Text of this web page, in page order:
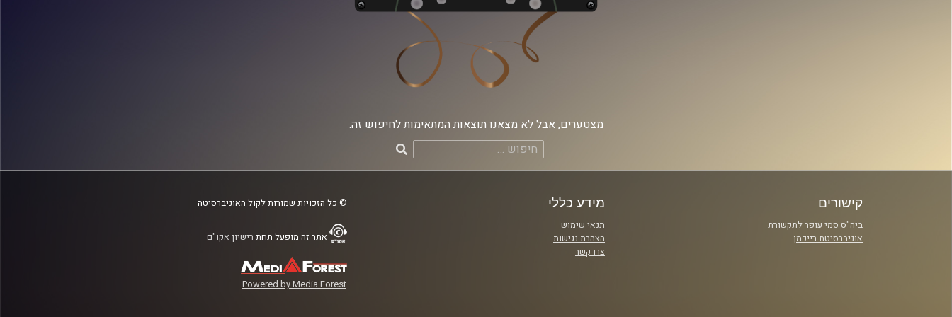
מצטערים, אבל לא מצאנו תוצאות המתאימות לחיפוש זה.
חיפוש:
קישורים
ביה"ס סמי עופר לתקשורת
אוניברסיטת רייכמן
מידע כללי
תנאי שימוש
הצהרת נגישות
צרו קשר
© כל הזכויות שמורות לקול האוניברסיטה
אתר זה מופעל תחת רישיון אקו"ם
Powered by Media Forest